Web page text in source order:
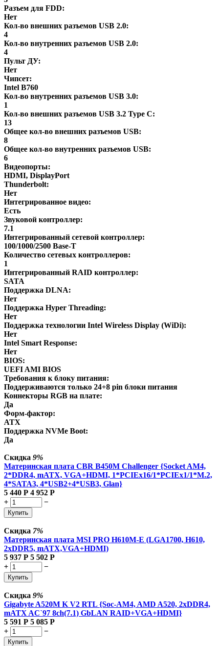
Разъем для FDD:
Нет
Кол-во внешних разъемов USB 2.0:
4
Кол-во внутренних разъемов USB 2.0:
4
Пульт ДУ:
Нет
Чипсет:
Intel B760
Кол-во внутренних разъемов USB 3.0:
1
Кол-во внешних разъемов USB 3.2 Type C:
13
Общее кол-во внешних разъемов USB:
8
Общее кол-во внутренних разъемов USB:
6
Видеопорты:
HDMI, DisplayPort
Thunderbolt:
Нет
Интегрированное видео:
Есть
Звуковой контроллер:
7.1
Интегрированный сетевой контроллер:
100/1000/2500 Base-T
Количество сетевых контроллеров:
1
Интегрированный RAID контроллер:
SATA
Поддержка DLNA:
Нет
Поддержка Hyper Threading:
Нет
Поддержка технологии Intel Wireless Display (WiDi):
Нет
Intel Smart Response:
Нет
BIOS:
UEFI AMI BIOS
Требования к блоку питания:
Поддерживаются только 24+8 pin блоки питания
Коннекторы RGB на плате:
Да
Форм-фактор:
ATX
Поддержка NVMe Boot:
Да
Скидка 9%
Материнская плата CBR B450M Challenger {Socket AM4,
2*DDR4, mATX, VGA+HDMI, 1*PCIEx16/1*PCIEx1/1*M.2,
4*SATA3, 4*USB2+4*USB3, Glan}
5 440 Р 4 952 Р
+
−
Купить
Скидка 7%
Материнская плата MSI PRO H610M-E (LGA1700, H610,
2xDDR5, mATX,VGA+HDMI)
5 937 Р 5 502 Р
+
−
Купить
Скидка 9%
Gigabyte A520M K V2 RTL {Soc-AM4, AMD A520, 2xDDR4,
mATX AC`97 8ch(7.1) GbLAN RAID+VGA+HDMI}
5 591 Р 5 085 Р
+
−
Купить